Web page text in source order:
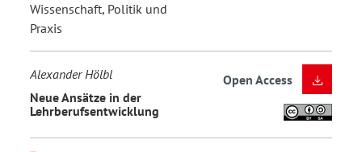
Wissenschaft, Politik und
Praxis
Alexander Hölbl
Neue Ansätze in der
Lehrberufsentwicklung
Open Access